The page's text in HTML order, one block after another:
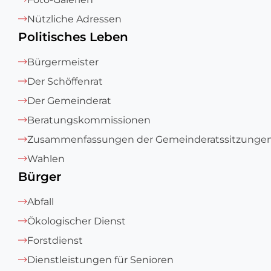
Nützliche Adressen
Politisches Leben
Bürgermeister
Der Schöffenrat
Der Gemeinderat
Beratungskommissionen
Zusammenfassungen der
Wahlen
Bürger
Abfall
Ökologischer Dienst
Forstdienst
Dienstleistungen für Senioren